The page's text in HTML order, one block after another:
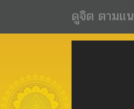
ดูจิต ตามแ